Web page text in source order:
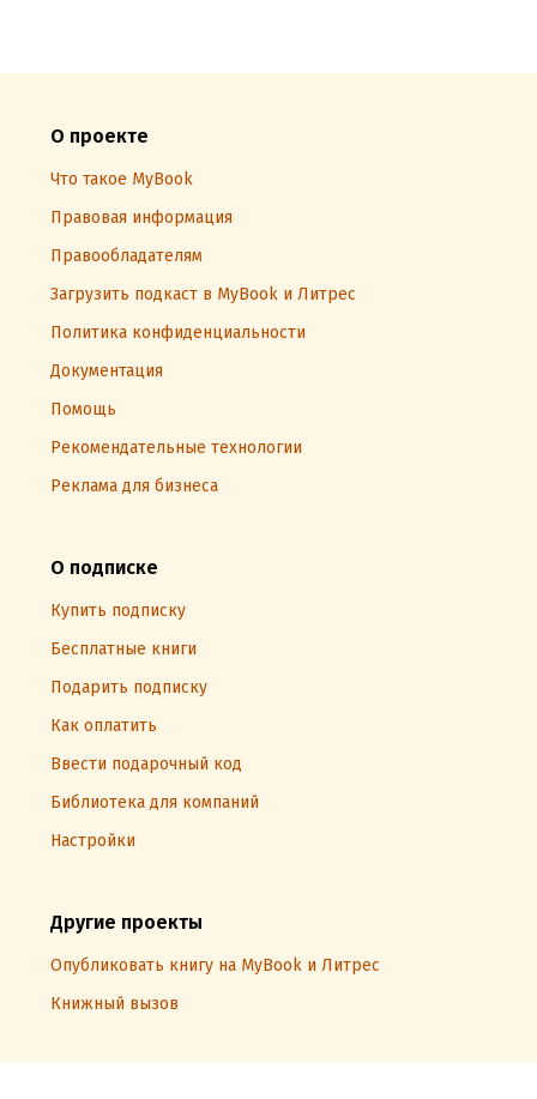
О проекте
Что такое MyBook
Правовая информация
Правообладателям
Загрузить подкаст в MyBook и Литрес
Политика конфиденциальности
Документация
Помощь
Рекомендательные технологии
Реклама для бизнеса
О подписке
Купить подписку
Бесплатные книги
Подарить подписку
Как оплатить
Ввести подарочный код
Библиотека для компаний
Настройки
Другие проекты
Опубликовать книгу на MyBook и Литрес
Книжный вызов